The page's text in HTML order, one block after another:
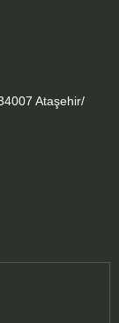
Ataşehir/